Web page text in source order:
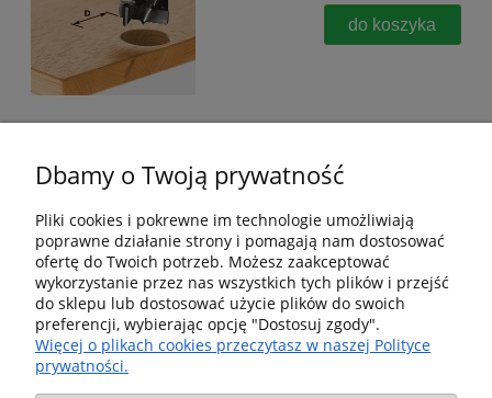
do koszyka
Pomoc
Dostawa i dostawa
Moje konto
Dbamy o Twoją prywatność
Pliki cookies i pokrewne im technologie umożliwiają
poprawne działanie strony i pomagają nam dostosować
ofertę do Twoich potrzeb. Możesz zaakceptować
wykorzystanie przez nas wszystkich tych plików i przejść
do sklepu lub dostosować użycie plików do swoich
preferencji, wybierając opcję "Dostosuj zgody".
Więcej o plikach cookies przeczytasz w naszej Polityce
prywatności.